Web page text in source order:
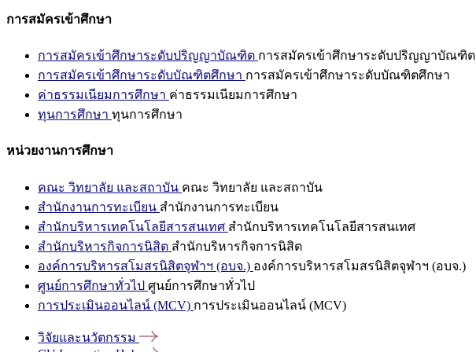
การสมัครเข้าศึกษา
การสมัครเข้าศึกษาระดับปริญญาบัณฑิต การสมัครเข้าศึกษาระดับปริญญาบัณฑิต
การสมัครเข้าศึกษาระดับบัณฑิตศึกษา การสมัครเข้าศึกษาระดับบัณฑิตศึกษา
ค่าธรรมเนียมการศึกษา ค่าธรรมเนียมการศึกษา
ทุนการศึกษา ทุนการศึกษา
หน่วยงานการศึกษา
คณะ วิทยาลัย และสถาบัน คณะ วิทยาลัย และสถาบัน
สำนักงานการทะเบียน สำนักงานการทะเบียน
สำนักบริหารเทคโนโลยีสารสนเทศ สำนักบริหารเทคโนโลยีสารสนเทศ
สำนักบริหารกิจการนิสิต สำนักบริหารกิจการนิสิต
องค์การบริหารสโมสรนิสิตจุฬาฯ (อบจ.) องค์การบริหารสโมสรนิสิตจุฬาฯ (อบจ.)
ศูนย์การศึกษาทั่วไป ศูนย์การศึกษาทั่วไป
การประเมินออนไลน์ (MCV) การประเมินออนไลน์ (MCV)
วิจัยและนวัตกรรม